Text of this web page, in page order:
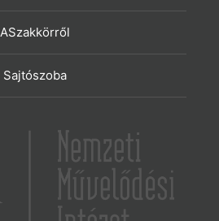
ASzakkörről
Sajtószoba